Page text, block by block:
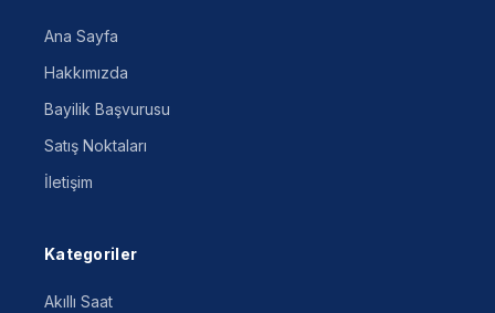
Ana Sayfa
Hakkımızda
Bayilik Başvurusu
Satış Noktaları
İletişim
Kategoriler
Akıllı Saat